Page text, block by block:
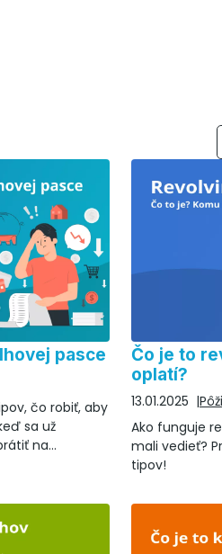
pasce
čo robiť, aby
sa už
na
Čo je to
oplatí?
13.01.2025
Ako funguje
mali vedieť?
tipov!